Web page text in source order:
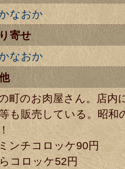
なおか
寄せ
なおか
町のお肉屋さん。店内
も販売している。昭和
ンチコロッケ90円
コロッケ52円